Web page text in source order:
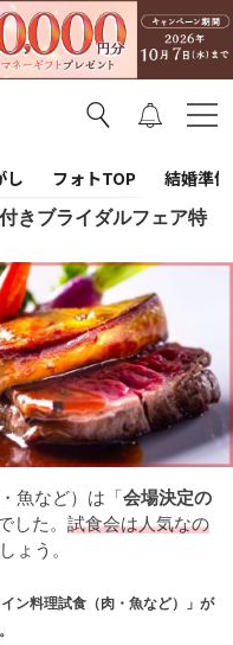
し フォトTOP 結婚準
きブライダルフェア特
・魚など）は「会場決定の
した。 試食会は人気なの
ょう。
ン料理試食（肉・魚など）」が